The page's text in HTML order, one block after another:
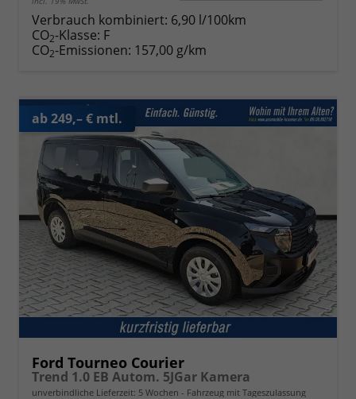
Verbrauch kombiniert: 6,90 l/100km
CO2-Klasse: F
CO2-Emissionen: 157,00 g/km
ab 249,– € mtl.
Ford Tourneo Courier
Trend 1.0 EB Autom. 5JGar Kamera
unverbindliche Lieferzeit: 5 Wochen Fahrzeug mit Tageszulassung